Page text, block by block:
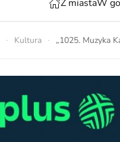
Z miastaW
Kultura „1025. Muzyka